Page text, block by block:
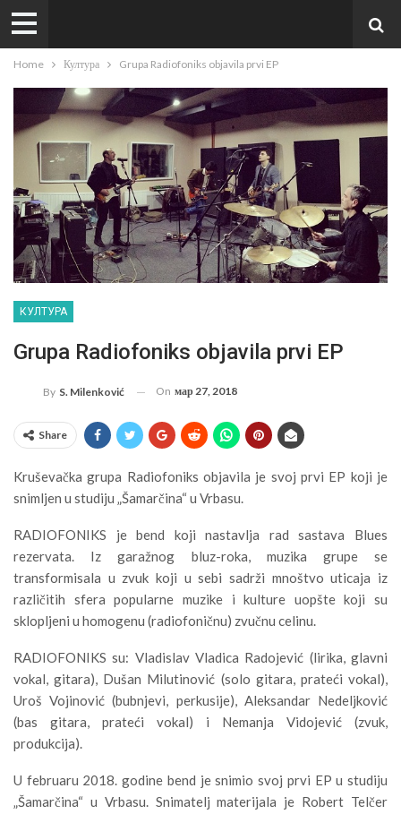
Home Култура Grupa Radiofoniks objavila prvi EP
КУЛТУРА
Grupa Radiofoniks objavila prvi EP
By S. Milenković On мар 27, 2018
Share
Kruševačka grupa Radiofoniks objavila je svoj prvi EP koji je
snimljen u studiju „Šamarčina“ u Vrbasu.
RADIOFONIKS je bend koji nastavlja rad sastava Blues
rezervata. Iz garažnog bluz-roka, muzika grupe se
transformisala u zvuk koji u sebi sadrži mnoštvo uticaja iz
različitih sfera popularne muzike i kulture uopšte koji su
sklopljeni u homogenu (radiofoničnu) zvučnu celinu.
RADIOFONIKS su: Vladislav Vladica Radojević (lirika, glavni
vokal, gitara), Dušan Milutinović (solo gitara, prateći vokal),
Uroš Vojinović (bubnjevi, perkusije), Aleksandar Nedeljković
(bas gitara, prateći vokal) i Nemanja Vidojević (zvuk,
produkcija).
U februaru 2018. godine bend je snimio svoj prvi EP u studiju
„Šamarčina“ u Vrbasu. Snimatelj materijala je Robert Telčer